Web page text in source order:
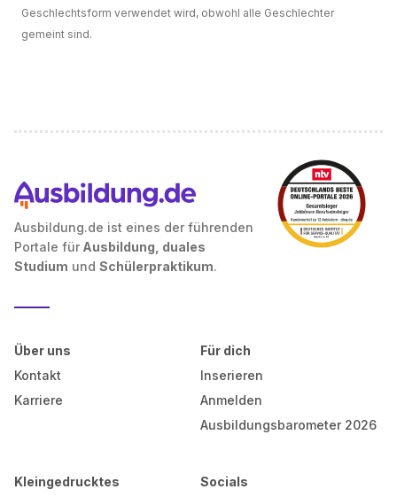
Geschlechtsform verwendet wird, obwohl alle Geschlechter
gemeint sind.
Ausbildung.de ist eines der führenden
Portale für Ausbildung, duales
Studium und Schülerpraktikum.
Über uns
Kontakt
Karriere
Für dich
Inserieren
Anmelden
Ausbildungsbarometer 2026
Kleingedrucktes Socials